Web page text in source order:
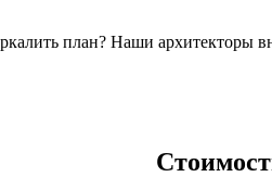
план? Наши архитекторы